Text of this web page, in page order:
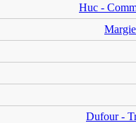
Huc -
Dufour -